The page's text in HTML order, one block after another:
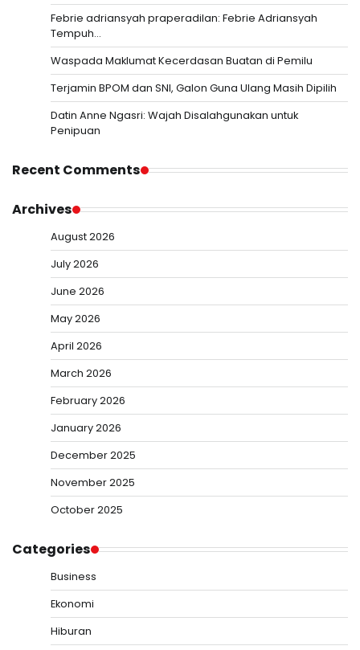
Febrie adriansyah praperadilan: Febrie Adriansyah
Tempuh…
Waspada Maklumat Kecerdasan Buatan di Pemilu
Terjamin BPOM dan SNI, Galon Guna Ulang Masih Dipilih
Datin Anne Ngasri: Wajah Disalahgunakan untuk
Penipuan
Recent Comments
Archives
August 2026
July 2026
June 2026
May 2026
April 2026
March 2026
February 2026
January 2026
December 2025
November 2025
October 2025
Categories
Business
Ekonomi
Hiburan